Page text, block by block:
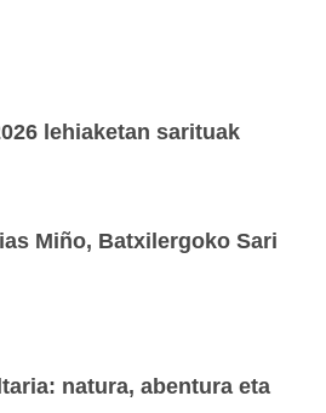
lehiaketan sarituak
Miño, Batxilergoko Sari
natura, abentura eta